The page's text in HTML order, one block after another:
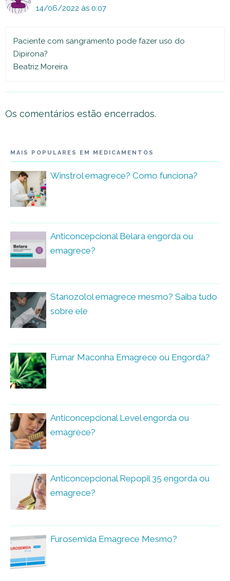
14/06/2022 às 0:07
Paciente com sangramento pode fazer uso do
Dipirona?
Beatriz Moreira
Os comentários estão encerrados.
MAIS POPULARES EM MEDICAMENTOS
Winstrol emagrece? Como funciona?
Anticoncepcional Belara engorda ou
emagrece?
Stanozolol emagrece mesmo? Saiba tudo
sobre ele
Fumar Maconha Emagrece ou Engorda?
Anticoncepcional Level engorda ou
emagrece?
Anticoncepcional Repopil 35 engorda ou
emagrece?
Furosemida Emagrece Mesmo?